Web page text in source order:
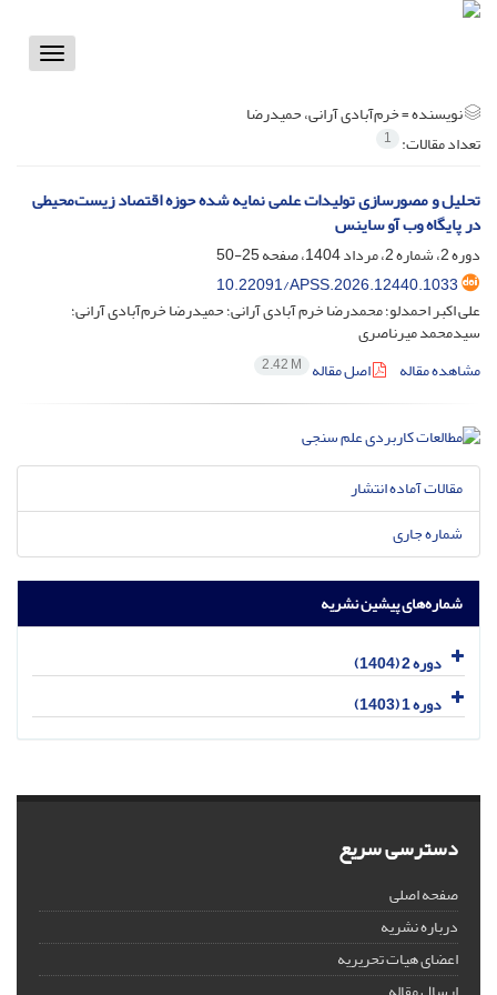
Toggle
نویسنده =خرم‌آبادی آرانی، حمیدرضا
تعداد مقالات: 1
تحلیل و مصورسازی تولیدات علمی نمایه شده حوزه اقتصاد زیست‌محیطی
در پایگاه وب آو ساینس
دوره 2، شماره 2، مرداد 1404، صفحه
25-50
10.22091/APSS.2026.12440.1033
علی اکبر احمدلو؛ محمدرضا خرم آبادی آرانی؛ حمیدرضا خرم‌آبادی آرانی؛
سیدمحمد میرناصری
مشاهده مقاله
اصل مقاله 2.42 M
مقالات آماده انتشار
شماره جاری
شماره‌های پیشین نشریه
دوره 2 (1404)
دوره 1 (1403)
دسترسی سریع
صفحه اصلی
درباره نشریه
اعضای هیات تحریریه